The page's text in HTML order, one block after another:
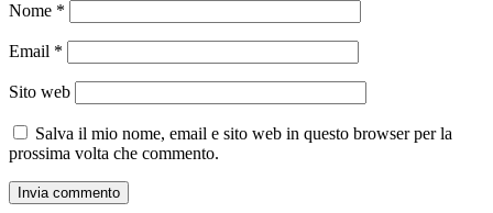
Nome *
Email *
Sito web
Salva il mio nome, email e sito web in questo browser per la
prossima volta che commento.